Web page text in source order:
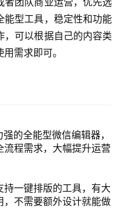
能型工具，稳定性和功能
，可以根据自己的内容类
需求即可。
的全能型微信编辑器，
程需求，大幅提升运营
一键排版的工具，有大
，不需要额外设计就能做